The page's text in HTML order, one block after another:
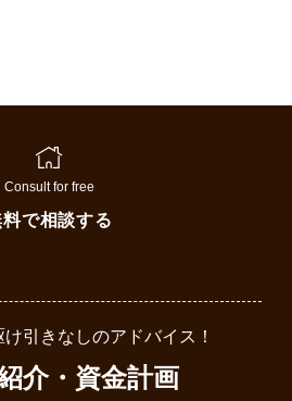
Consult for free
料で相談する
引きなしのアドバイス！
介・資金計画